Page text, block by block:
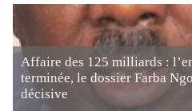
Affaire des 125 milliards :
terminée, le dossier Farba
décisive